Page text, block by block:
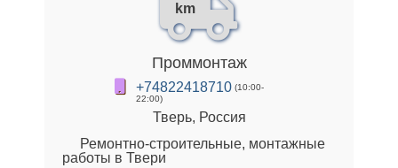
km
Проммонтаж
+74822418710 (10:00-
22:00)
Тверь, Россия
Ремонтно-строительные, монтажные
работы в Твери